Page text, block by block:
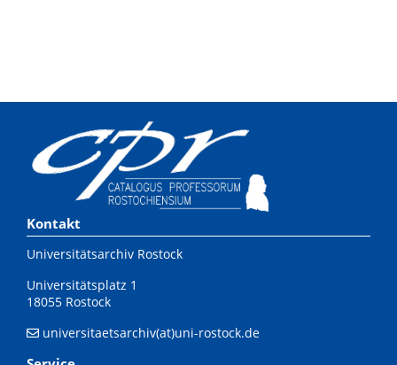
Kontakt
Universitätsarchiv Rostock
Universitätsplatz 1
18055 Rostock
universitaetsarchiv(at)uni-rostock.de